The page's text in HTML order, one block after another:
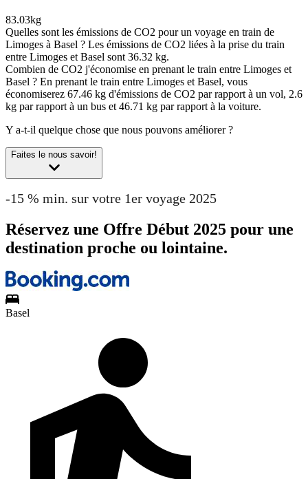
83.03kg
Quelles sont les émissions de CO2 pour un voyage en train de
Limoges à Basel ? Les émissions de CO2 liées à la prise du train
entre Limoges et Basel sont 36.32 kg.
Combien de CO2 j'économise en prenant le train entre Limoges et
Basel ? En prenant le train entre Limoges et Basel, vous
économiserez 67.46 kg d'émissions de CO2 par rapport à un vol, 2.6
kg par rapport à un bus et 46.71 kg par rapport à la voiture.
Y a-t-il quelque chose que nous pouvons améliorer ?
Faites le nous savoir!
-15 % min. sur votre 1er voyage 2025
Réservez une Offre Début 2025 pour une
destination proche ou lointaine.
Basel